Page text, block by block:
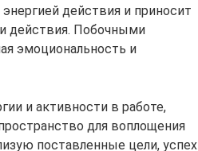
действия и приносит
действия. Побочными
эмоциональность и
и активности в работе,
для воплощения
поставленные цели, успех